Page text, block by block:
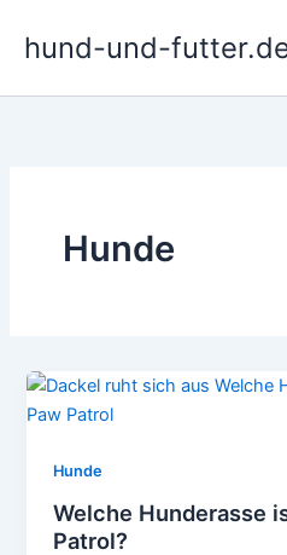
Inhalthund-und-
Hunde
Hunde
Welche Hunderasse
Patrol?